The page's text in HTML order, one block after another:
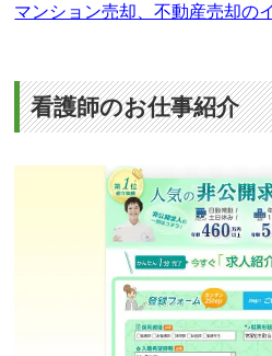
マンション売却、不動産売却の
看護師のお仕事紹介